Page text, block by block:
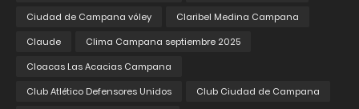
Ciudad de Campana vóley
Claribel Medina Campana
Claude
Clima Campana septiembre 2025
Cloacas Las Acacias Campana
Club Atlético Defensores Unidos
Club Ciudad de Campana